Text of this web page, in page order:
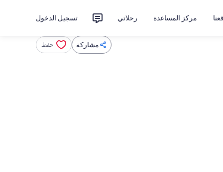
مركز المساعدة رحلاتي تسجيل الدخول
مشاركة حفظ